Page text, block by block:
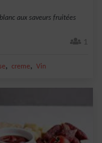
aux saveurs fruitées
1
, creme, Vin